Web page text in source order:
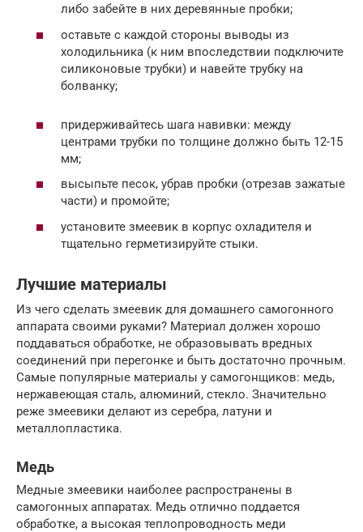
либо забейте в них деревянные пробки;
оставьте с каждой стороны выводы из
холодильника (к ним впоследствии подключите
силиконовые трубки) и навейте трубку на
болванку;
придерживайтесь шага навивки: между
центрами трубки по толщине должно быть 12-15
мм;
высыпьте песок, убрав пробки (отрезав зажатые
части) и промойте;
установите змеевик в корпус охладителя и
тщательно герметизируйте стыки.
Лучшие материалы
Из чего сделать змеевик для домашнего самогонного
аппарата своими руками? Материал должен хорошо
поддаваться обработке, не образовывать вредных
соединений при перегонке и быть достаточно прочным.
Самые популярные материалы у самогонщиков: медь,
нержавеющая сталь, алюминий, стекло. Значительно
реже змеевики делают из серебра, латуни и
металлопластика.
Медь
Медные змеевики наиболее распространены в
самогонных аппаратах. Медь отлично поддается
обработке, а высокая теплопроводность меди